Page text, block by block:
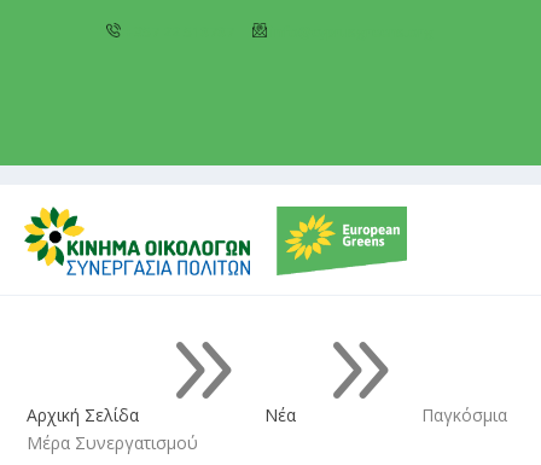
Αρχική Σελίδα 9 Νέα 9
Παγκόσμια
Μέρα Συνεργατισμού